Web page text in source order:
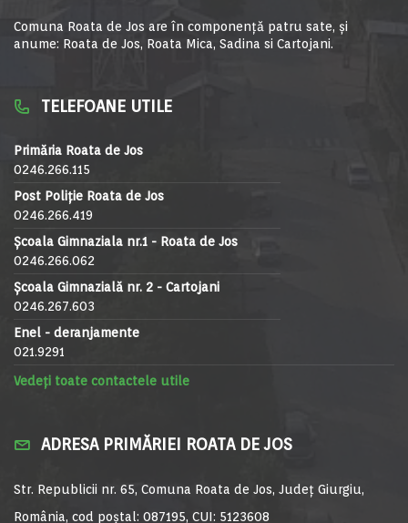
Comuna Roata de Jos are în componență patru sate, și
anume: Roata de Jos, Roata Mica, Sadina si Cartojani.
TELEFOANE UTILE
Primăria Roata de Jos
0246.266.115
Post Poliție Roata de Jos
0246.266.419
Școala Gimnaziala nr.1 - Roata de Jos
0246.266.062
Școala Gimnazială nr. 2 - Cartojani
0246.267.603
Enel - deranjamente
021.9291
Vedeți toate contactele utile
ADRESA PRIMĂRIEI ROATA DE JOS
Str. Republicii nr. 65, Comuna Roata de Jos, Județ Giurgiu,
România, cod poștal: 087195, CUI: 5123608